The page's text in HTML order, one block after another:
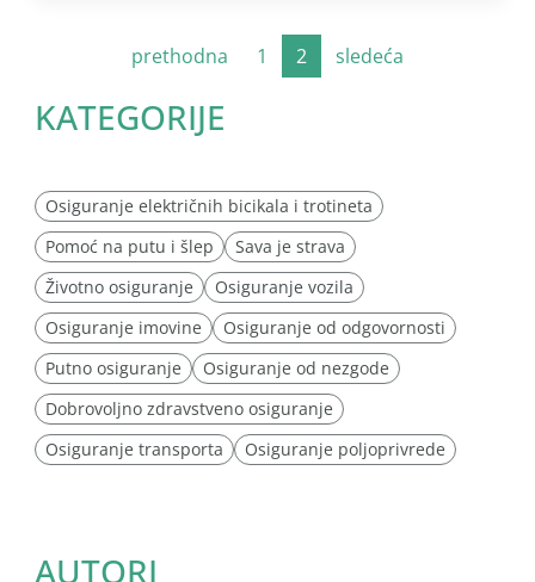
prethodna 1 2 sledeća
KATEGORIJE
Osiguranje električnih bicikala i trotineta
Pomoć na putu i šlep
Sava je strava
Životno osiguranje
Osiguranje vozila
Osiguranje imovine
Osiguranje od odgovornosti
Putno osiguranje
Osiguranje od nezgode
Dobrovoljno zdravstveno osiguranje
Osiguranje transporta
Osiguranje poljoprivrede
AUTORI